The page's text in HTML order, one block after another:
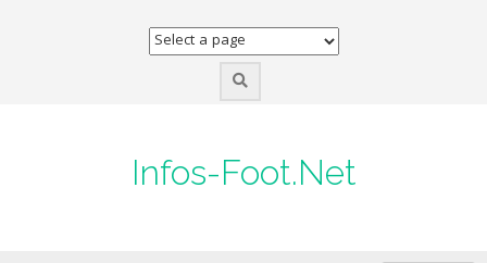
Infos-Foot.Net